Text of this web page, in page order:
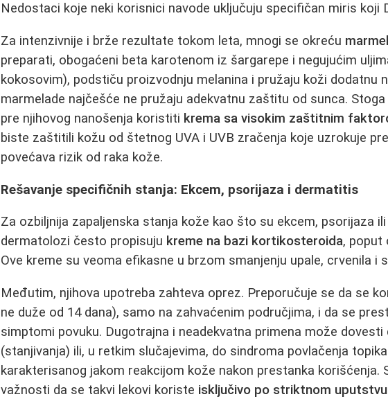
Nedostaci koje neki korisnici navode uključuju specifičan miris koji
Za intenzivnije i brže rezultate tokom leta, mnogi se okreću
preparati, obogaćeni beta karotenom iz šargarepe i negujućim
kokosovim), podstiču proizvodnju melanina i pružaju koži dodatnu
marmelade najčešće ne pružaju adekvatnu zaštitu od sunca.
pre njihovog nanošenja koristiti krema sa visokim zaštitnim
biste zaštitili kožu od štetnog UVA i UVB zračenja koje uzrokuje
povećava rizik od raka kože.
Rešavanje specifičnih stanja: Ekcem, psorijaza i dermatitis
Za ozbiljnija zapaljenska stanja kože kao što su ekcem, psorijaza
dermatolozi često propisuju kreme na bazi kortikosteroida, poput
Ove kreme su veoma efikasne u brzom smanjenju upale, crvenila i
Međutim, njihova upotreba zahteva oprez. Preporučuje se da se
ne duže od 14 dana), samo na zahvaćenim područjima, i da se
simptomi povuku. Dugotrajna i neadekvatna primena može
(stanjivanja) ili, u retkim slučajevima, do sindroma povlačenja
karakterisanog jakom reakcijom kože nakon prestanka korišćenja.
važnosti da se takvi lekovi koriste isključivo po striktnom